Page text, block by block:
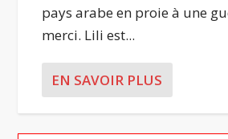
pays arabe en proie à une
merci. Lili est...
EN SAVOIR PLUS